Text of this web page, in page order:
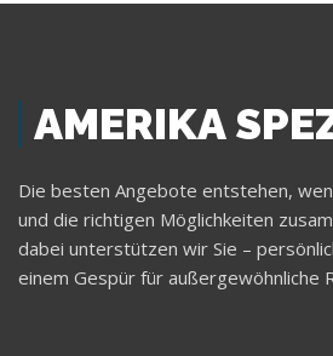
AMERIKA
Die besten Angebote entstehen,
und die richtigen Möglichkeiten
dabei unterstützen wir Sie –
einem Gespür für außergewöhnliche